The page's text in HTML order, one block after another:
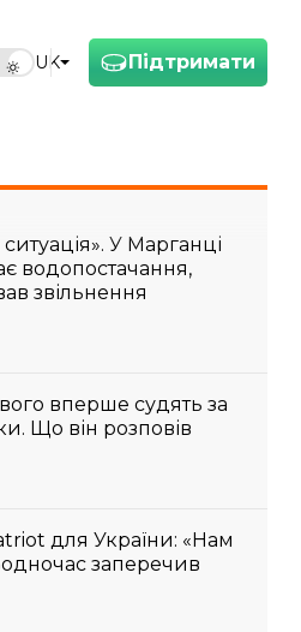
Підтримати
UK
У Марганці
водопостачання,
звільнення
вперше судять за
Що він розповів
для України: «Нам
заперечив